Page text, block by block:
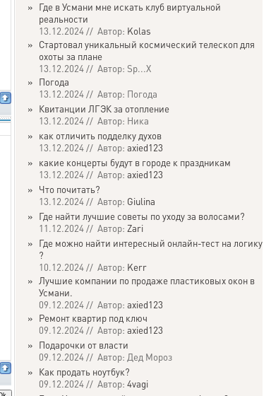
» Где в Усмани мне искать клуб виртуальной
реальности
13.12.2024 // Автор: Kolas
» Стартовал уникальный космический телескоп для
охоты за плане
13.12.2024 // Автор: Sp...X
» Погода
13.12.2024 // Автор: Погода
» Квитанции ЛГЭК за отопление
13.12.2024 // Автор: Ника
» как отличить подделку духов
13.12.2024 // Автор: axied123
» какие концерты будут в городе к праздникам
13.12.2024 // Автор: axied123
» Что почитать?
13.12.2024 // Автор: Giulina
» Где найти лучшие советы по уходу за волосами?
11.12.2024 // Автор: Zari
» Где можно найти интересный онлайн-тест на логику
?
10.12.2024 // Автор: Kerr
» Лучшие компании по продаже пластиковых окон в
Усмани.
09.12.2024 // Автор: axied123
» Ремонт квартир под ключ
09.12.2024 // Автор: axied123
» Подарочки от власти
09.12.2024 // Автор: Дед Мороз
» Как продать ноутбук?
09.12.2024 // Автор: 4vagi